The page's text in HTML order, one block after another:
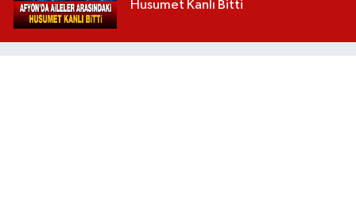
Husumet Kanlı Bitti